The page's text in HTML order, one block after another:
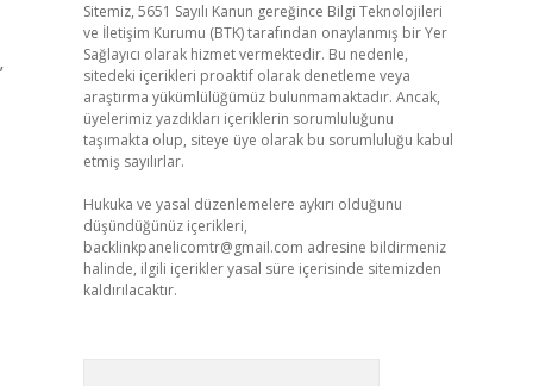
Sitemiz, 5651 Sayılı Kanun gereğince Bilgi Teknolojileri
ve İletişim Kurumu (BTK) tarafından onaylanmış bir Yer
Sağlayıcı olarak hizmet vermektedir. Bu nedenle,
sitedeki içerikleri proaktif olarak denetleme veya
araştırma yükümlülüğümüz bulunmamaktadır. Ancak,
üyelerimiz yazdıkları içeriklerin sorumluluğunu
taşımakta olup, siteye üye olarak bu sorumluluğu kabul
etmiş sayılırlar.
Hukuka ve yasal düzenlemelere aykırı olduğunu
düşündüğünüz içerikleri,
backlinkpanelicomtr@gmail.com adresine bildirmeniz
halinde, ilgili içerikler yasal süre içerisinde sitemizden
kaldırılacaktır.